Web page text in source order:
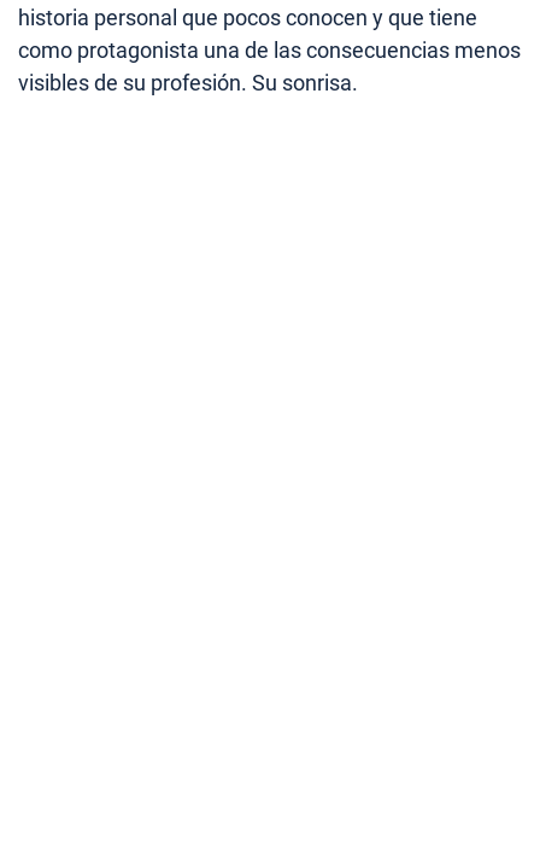
historia personal que pocos conocen y que tiene
como protagonista una de las consecuencias menos
visibles de su profesión. Su sonrisa.